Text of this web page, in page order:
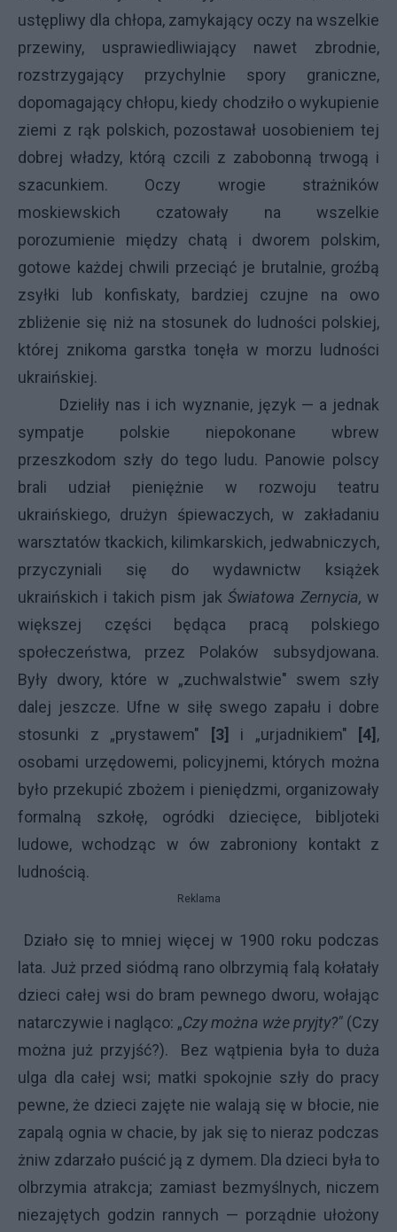
ustępliwy dla chłopa, zamykający oczy na wszelkie
przewiny, usprawiedliwiający nawet zbrodnie,
rozstrzygający przychylnie spory graniczne,
dopomagający chłopu, kiedy chodziło o wykupienie
ziemi z rąk polskich, pozostawał uosobieniem tej
dobrej władzy, którą czcili z zabobonną trwogą i
szacunkiem. Oczy wrogie strażników
moskiewskich czatowały na wszelkie
porozumienie między chatą i dworem polskim,
gotowe każdej chwili przeciąć je brutalnie, groźbą
zsyłki lub konfiskaty, bardziej czujne na owo
zbliżenie się niż na stosunek do ludności polskiej,
której znikoma garstka tonęła w morzu ludności
ukraińskiej.
Dzieliły nas i ich wyznanie, język — a jednak
sympatje polskie niepokonane wbrew
przeszkodom szły do tego ludu. Panowie polscy
brali udział pieniężnie w rozwoju teatru
ukraińskiego, drużyn śpiewaczych, w zakładaniu
warsztatów tkackich, kilimkarskich, jedwabniczych,
przyczyniali się do wydawnictw książek
ukraińskich i takich pism jak Światowa Zernycia, w
większej części będąca pracą polskiego
społeczeństwa, przez Polaków subsydjowana.
Były dwory, które w „zuchwalstwie" swem szły
dalej jeszcze. Ufne w siłę swego zapału i dobre
stosunki z „prystawem"
[3] i „urjadnikiem" [4] ,
osobami urzędowemi, policyjnemi, których można
było przekupić zbożem i pieniędzmi, organizowały
formalną szkołę, ogródki dziecięce, bibljoteki
ludowe, wchodząc w ów zabroniony kontakt z
ludnością.
Reklama
Działo się to mniej więcej w 1900 roku podczas
lata. Już przed siódmą rano olbrzymią falą kołatały
dzieci całej wsi do bram pewnego dworu, wołając
natarczywie i nagląco: „Czy można wże pryjty?" (Czy
można już przyjść?). Bez wątpienia była to duża
ulga dla całej wsi; matki spokojnie szły do pracy
pewne, że dzieci zajęte nie walają się w błocie, nie
zapalą ognia w chacie, by jak się to nieraz podczas
żniw zdarzało puścić ją z dymem. Dla dzieci była to
olbrzymia atrakcja; zamiast bezmyślnych, niczem
niezajętych godzin rannych — porządnie ułożony